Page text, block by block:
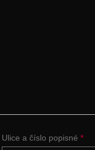
Ulice a číslo popisné*